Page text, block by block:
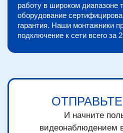
работу в широком диапазоне
оборудование
гарантия. Наши монтажники
подключение к сети всего за
И начните
видеонаблюдением